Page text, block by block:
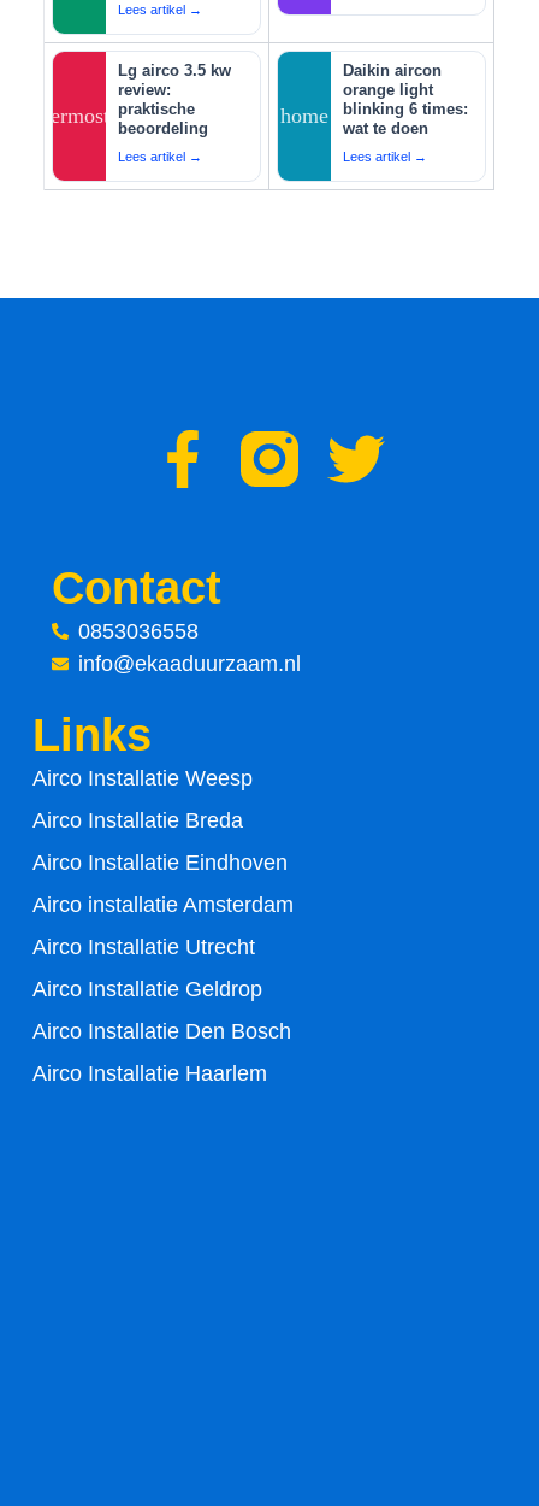
Lees artikel →
thermostat
Lg airco 3.5 kw
review:
praktische
beoordeling
Lees artikel →
home
Daikin aircon
orange light
blinking 6 times:
wat te doen
Lees artikel →
F
c
e
b
o
k
-
f
T
Contact
0853036558
info@ekaaduurzaam.nl
Links
Airco Installatie Weesp
Airco Installatie Breda
Airco Installatie Eindhoven
Airco installatie Amsterdam
Airco Installatie Utrecht
Airco Installatie Geldrop
Airco Installatie Den Bosch
Airco Installatie Haarlem